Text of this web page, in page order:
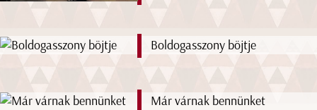
Boldogasszony böjtje
Már várnak bennünket